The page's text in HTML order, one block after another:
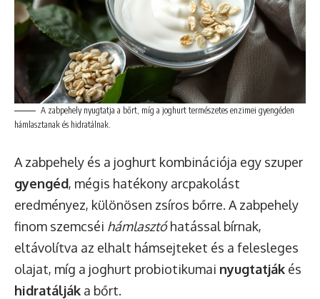
A zabpehely nyugtatja a bőrt, míg a joghurt természetes enzimei gyengéden
hámlasztanak és hidratálnak.
A zabpehely és a joghurt kombinációja egy szuper
gyengéd, mégis hatékony arcpakolást
eredményez, különösen zsíros bőrre. A zabpehely
finom szemcséi hámlasztóhatással bírnak,
eltávolítva az elhalt hámsejteket és a felesleges
olajat, míg a joghurt probiotikumai nyugtatják és
hidratálják a bőrt.